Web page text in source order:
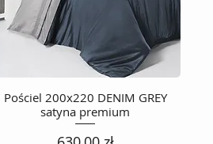
Podgląd
Pościel 200x220 DENIM GREY
satyna premium